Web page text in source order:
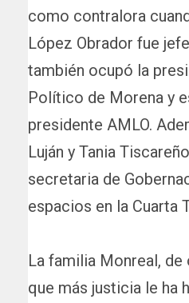
como contralora
López Obrador fue
también ocupó la
Político de Morena y
presidente AMLO.
Luján y Tania
secretaria de
espacios en la Cuarta
La familia Monreal,
que más justicia le ha